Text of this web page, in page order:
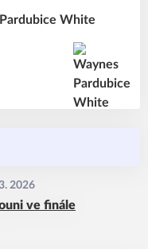
White
2026
ve finále